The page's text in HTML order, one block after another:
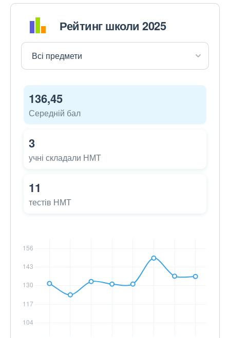
Рейтинг школи 2025
136,45
Середній бал
3
учні складали НМТ
11
тестів НМТ